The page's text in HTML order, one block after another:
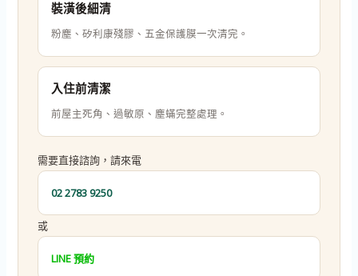
裝潢後細清
粉塵、矽利康殘膠、五金保護膜一次清完。
入住前清潔
前屋主死角、過敏原、塵蟎完整處理。
需要直接諮詢，請來電
02 2783 9250
或
LINE 預約